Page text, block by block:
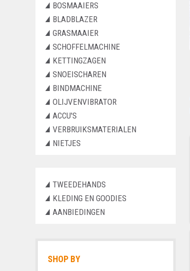
BOSMAAIERS
BLADBLAZER
GRASMAAIER
SCHOFFELMACHINE
KETTINGZAGEN
SNOEISCHAREN
BINDMACHINE
OLIJVENVIBRATOR
ACCU'S
VERBRUIKSMATERIALEN
NIETJES
TWEEDEHANDS
KLEDING EN GOODIES
AANBIEDINGEN
SHOP BY